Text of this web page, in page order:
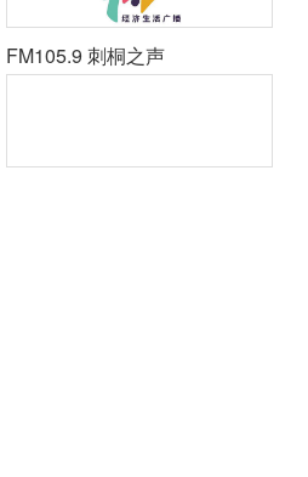
FM105.9 刺桐之声